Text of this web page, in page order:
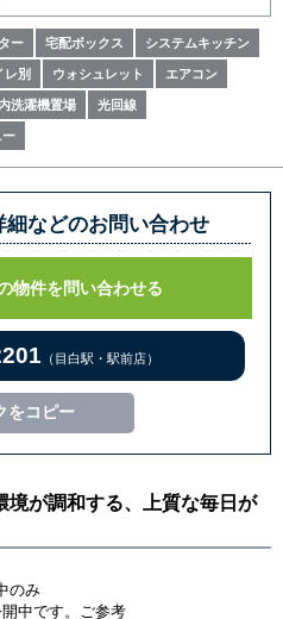
ー 宅配ボックス システムキッチン
レ別 ウォシュレット エアコン
洗濯機置場 光回線
ー
細などのお問い合わせ
物件を問い合わせる
（目白駅・駅前店）
をコピー
境が調和する、上質な毎日が
のみ
中です。ご参考